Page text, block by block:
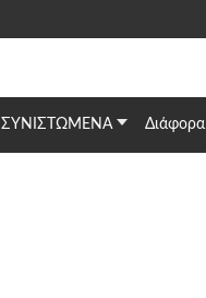
ΣΥΝΙΣΤΩΜΕΝΑ Διάφορα